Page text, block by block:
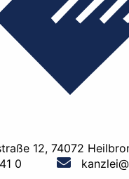
12, 74072
0